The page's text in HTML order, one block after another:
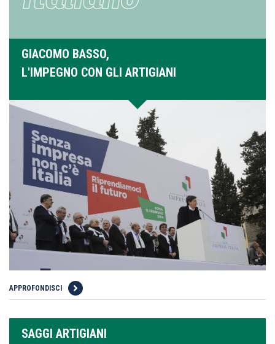
GIACOMO BASSO,
L'IMPEGNO CON GLI ARTIGIANI
APPROFONDISCI
SAGGI ARTIGIANI